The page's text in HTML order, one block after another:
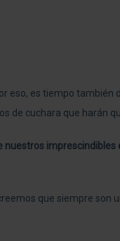
eso, es tiempo también
de cuchara que harán
nuestros imprescindibles
que siempre son